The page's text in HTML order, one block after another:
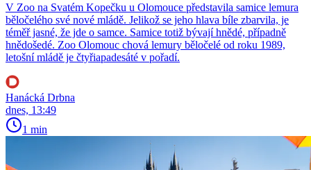
V Zoo na Svatém Kopečku u Olomouce představila samice lemura
běločelého své nové mládě. Jelikož se jeho hlava bíle zbarvila, je
téměř jasné, že jde o samce. Samice totiž bývají hnědé, případně
hnědošedé. Zoo Olomouc chová lemury běločelé od roku 1989,
letošní mládě je čtyřiapadesáté v pořadí.
Hanácká Drbna
dnes, 13:49
1 min